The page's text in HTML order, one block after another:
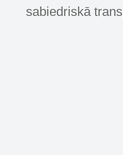
sabiedriskā